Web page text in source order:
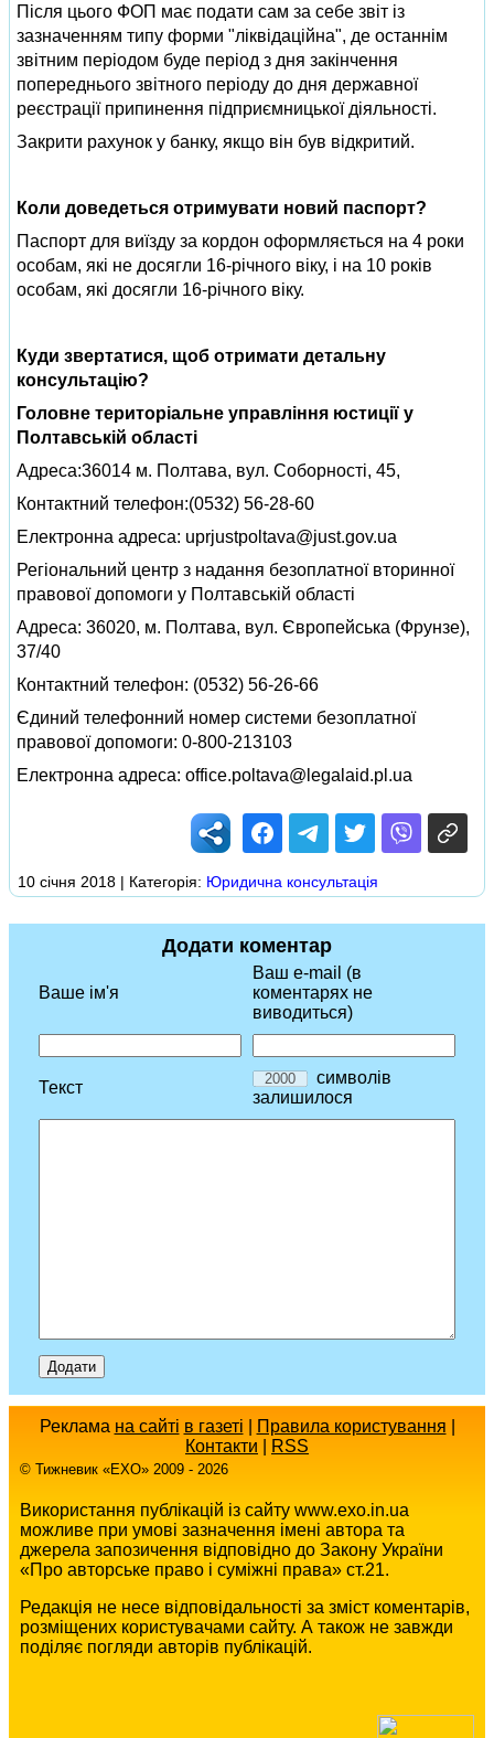
Після цього ФОП має подати сам за себе звіт із
зазначенням типу форми "ліквідаційна", де останнім
звітним періодом буде період з дня закінчення
попереднього звітного періоду до дня державної
реєстрації припинення підприємницької діяльності.
Закрити рахунок у банку, якщо він був відкритий.
Коли доведеться отримувати новий паспорт?
Паспорт для виїзду за кордон оформляється на 4 роки
особам, які не досягли 16-річного віку, і на 10 років
особам, які досягли 16-річного віку.
Куди звертатися, щоб отримати детальну
консультацію?
Головне територіальне управління юстиції у
Полтавській області
Адреса:36014 м. Полтава, вул. Соборності, 45,
Контактний телефон:(0532) 56-28-60
Електронна адреса: uprjustpoltava@just.gov.ua
Регіональний центр з надання безоплатної вторинної
правової допомоги у Полтавській області
Адреса: 36020, м. Полтава, вул. Європейська (Фрунзе),
37/40
Контактний телефон: (0532) 56-26-66
Єдиний телефонний номер системи безоплатної
правової допомоги: 0-800-213103
Електронна адреса: office.poltava@legalaid.pl.ua
10 січня 2018 | Категорія: Юридична консультація
Додати коментар
Ваше ім'я
Ваш e-mail (в
коментарях не
виводиться)
Текст
символів
залишилося
Реклама на сайті в газеті Правила користування
Контакти
RSS
© Тижневик «EХO» 2009 - 2026
Використання публікацій із сайту www.exo.in.ua
можливе при умові зазначення імені автора та
джерела запозичення відповідно до Закону України
«Про авторське право і суміжні права» ст.21.
Редакція не несе відповідальності за зміст коментарів,
розміщених користувачами сайту. А також не завжди
поділяє погляди авторів публікацій.